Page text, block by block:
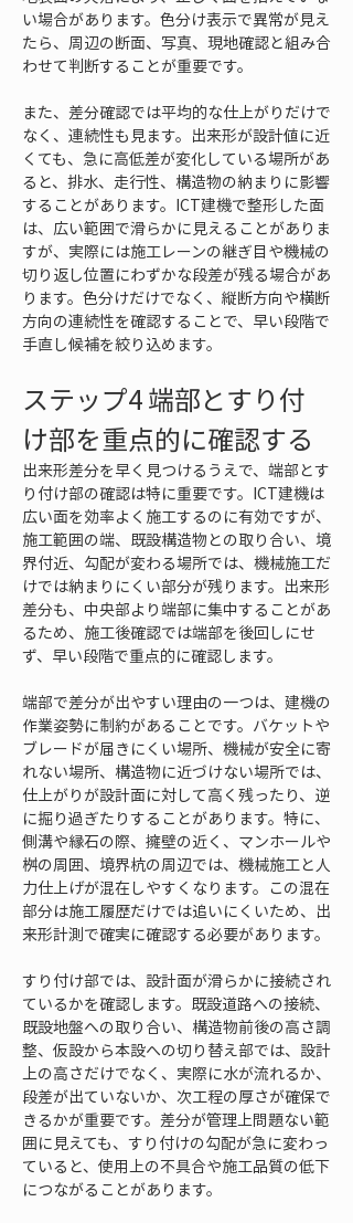
い場合があります。色分け表示で異常が見え
たら、周辺の断面、写真、現地確認と組み合
わせて判断することが重要です。
また、差分確認では平均的な仕上がりだけで
なく、連続性も見ます。出来形が設計値に近
くても、急に高低差が変化している場所があ
ると、排水、走行性、構造物の納まりに影響
することがあります。ICT建機で整形した面
は、広い範囲で滑らかに見えることがありま
すが、実際には施工レーンの継ぎ目や機械の
切り返し位置にわずかな段差が残る場合があ
ります。色分けだけでなく、縦断方向や横断
方向の連続性を確認することで、早い段階で
手直し候補を絞り込めます。
ステップ4 端部とすり付
け部を重点的に確認する
出来形差分を早く見つけるうえで、端部とす
り付け部の確認は特に重要です。ICT建機は
広い面を効率よく施工するのに有効ですが、
施工範囲の端、既設構造物との取り合い、境
界付近、勾配が変わる場所では、機械施工だ
けでは納まりにくい部分が残ります。出来形
差分も、中央部より端部に集中することがあ
るため、施工後確認では端部を後回しにせ
ず、早い段階で重点的に確認します。
端部で差分が出やすい理由の一つは、建機の
作業姿勢に制約があることです。バケットや
ブレードが届きにくい場所、機械が安全に寄
れない場所、構造物に近づけない場所では、
仕上がりが設計面に対して高く残ったり、逆
に掘り過ぎたりすることがあります。特に、
側溝や縁石の際、擁壁の近く、マンホールや
桝の周囲、境界杭の周辺では、機械施工と人
力仕上げが混在しやすくなります。この混在
部分は施工履歴だけでは追いにくいため、出
来形計測で確実に確認する必要があります。
すり付け部では、設計面が滑らかに接続され
ているかを確認します。既設道路への接続、
既設地盤への取り合い、構造物前後の高さ調
整、仮設から本設への切り替え部では、設計
上の高さだけでなく、実際に水が流れるか、
段差が出ていないか、次工程の厚さが確保で
きるかが重要です。差分が管理上問題ない範
囲に見えても、すり付けの勾配が急に変わっ
ていると、使用上の不具合や施工品質の低下
につながることがあります。